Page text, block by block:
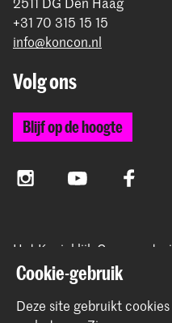
+31 70 315 15 15
info@koncon.nl
Volg ons
Blijf op de hoogte
InstagramYouTube Facebook
Het Koninklijk
Academie van Beeldende
Hogeschool der Kunsten
Cookie-gebruik
Deze site gebruikt